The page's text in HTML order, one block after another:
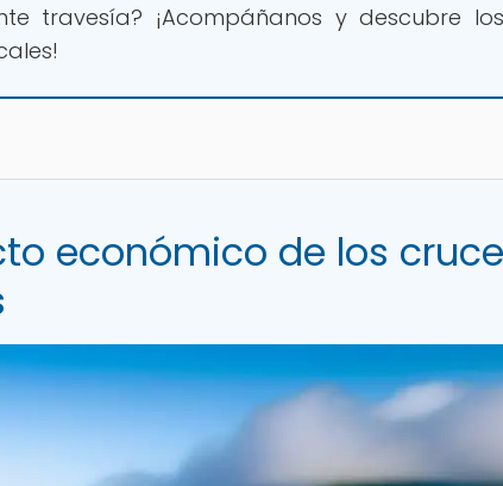
travesía? ¡Acompáñanos y descubre
económico de los